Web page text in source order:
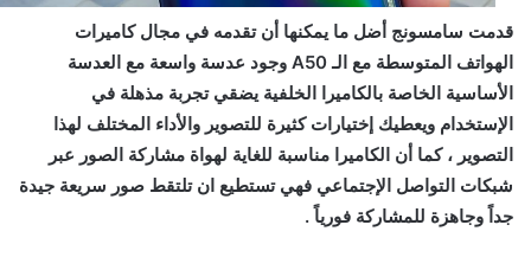
قدمت سامسونج أضل ما يمكنها أن تقدمه في مجال كاميرات
الهواتف المتوسطة مع الـ A50 وجود عدسة واسعة مع العدسة
الأساسية الخاصة بالكاميرا الخلفية يضقي تجربة مذهلة في
الإستخدام ويعطيك إختيارات كثيرة للتصوير والأداء المختلف لهذا
التصوير ، كما أن الكاميرا مناسبة للغاية لهواة مشاركة الصور عبر
شبكات التواصل الإجتماعي فهي تستطيع ان تلتقط صور سريعة جيدة
جداً وجاهزة للمشاركة فورياً .